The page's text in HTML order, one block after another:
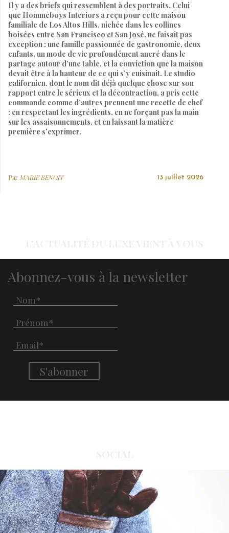
Il y a des briefs qui ressemblent à des portraits. Celui
que Hommeboys Interiors a reçu pour cette maison
familiale de Los Altos Hills, nichée dans les collines
boisées entre San Francisco et San José, ne faisait pas
exception : une famille passionnée de gastronomie, deux
enfants, un mode de vie profondément ancré dans le
partage autour d’une table, et la conviction que la maison
devait être à la hauteur de ce qui s’y cuisinait. Le studio
californien, dont le nom dit déjà quelque chose sur son
rapport entre le sérieux et la décontraction, a pris cette
commande comme d’autres prennent une recette de chef
: en respectant les ingrédients, en ne forçant pas la main
sur les assaisonnements, et en laissant la matière
première s’exprimer.
Par MARIE BENOIT 13 juillet 2026
Abonnez-vous à la newsletter